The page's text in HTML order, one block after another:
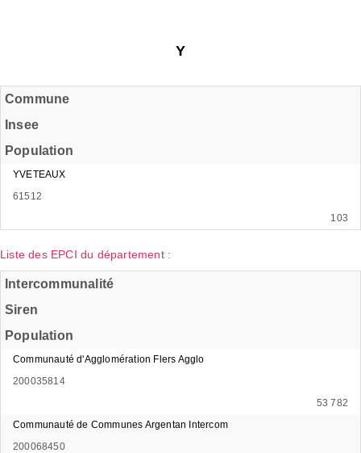
Y
Commune
Insee
Population
YVETEAUX
61512
103
Liste des EPCI du département :
Intercommunalité
Siren
Population
Communauté d'Agglomération Flers Agglo
200035814
53 782
Communauté de Communes Argentan Intercom
200068450